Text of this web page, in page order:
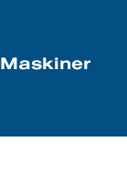
Maskiner